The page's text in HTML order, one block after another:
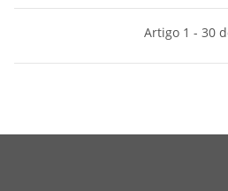
Artigo 1 - 30